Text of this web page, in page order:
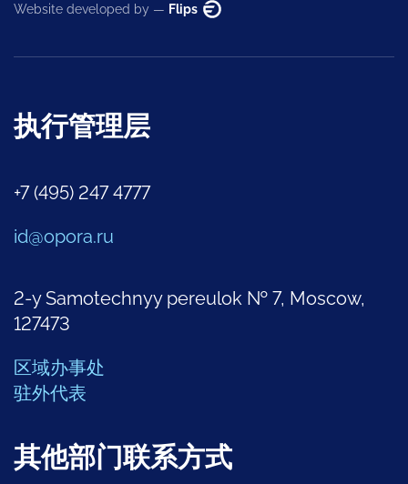
Website developed by — Flips
执行管理层
+7 (495) 247 4777
id@opora.ru
2-y Samotechnyy pereulok № 7, Moscow,
127473
区域办事处
驻外代表
其他部门联系方式